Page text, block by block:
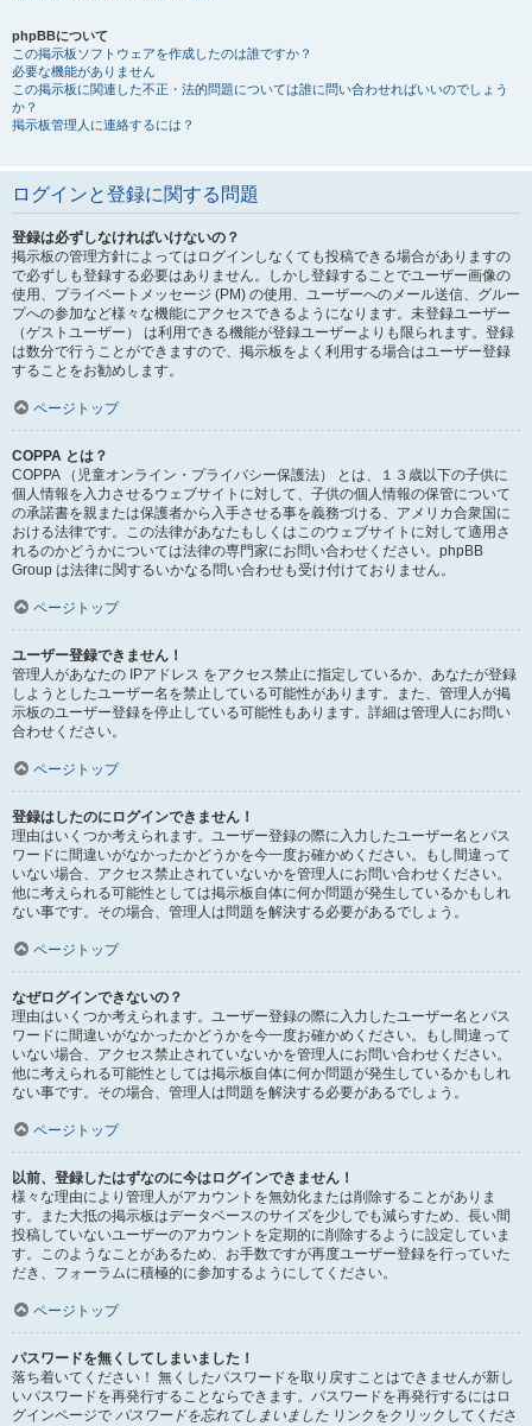
phpBBについて
この掲示板ソフトウェアを作成したのは誰ですか？
必要な機能がありません
この掲示板に関連した不正・法的問題については誰に問い合わせればいいのでしょう
か？
掲示板管理人に連絡するには？
ログインと登録に関する問題
登録は必ずしなければいけないの？
掲示板の管理方針によってはログインしなくても投稿できる場合がありますの
で必ずしも登録する必要はありません。しかし登録することでユーザー画像の
使用、プライベートメッセージ (PM) の使用、ユーザーへのメール送信、グルー
プへの参加など様々な機能にアクセスできるようになります。未登録ユーザー
（ゲストユーザー） は利用できる機能が登録ユーザーよりも限られます。登録
は数分で行うことができますので、掲示板をよく利用する場合はユーザー登録
することをお勧めします。
ページトップ
COPPA とは？
COPPA （児童オンライン・プライバシー保護法） とは、１３歳以下の子供に
個人情報を入力させるウェブサイトに対して、子供の個人情報の保管について
の承諾書を親または保護者から入手させる事を義務づける、アメリカ合衆国に
おける法律です。この法律があなたもしくはこのウェブサイトに対して適用さ
れるのかどうかについては法律の専門家にお問い合わせください。phpBB
Group は法律に関するいかなる問い合わせも受け付けておりません。
ページトップ
ユーザー登録できません！
管理人があなたの IPアドレス をアクセス禁止に指定しているか、あなたが登録
しようとしたユーザー名を禁止している可能性があります。また、管理人が掲
示板のユーザー登録を停止している可能性もあります。詳細は管理人にお問い
合わせください。
ページトップ
登録はしたのにログインできません！
理由はいくつか考えられます。ユーザー登録の際に入力したユーザー名とパス
ワードに間違いがなかったかどうかを今一度お確かめください。もし間違って
いない場合、アクセス禁止されていないかを管理人にお問い合わせください。
他に考えられる可能性としては掲示板自体に何か問題が発生しているかもしれ
ない事です。その場合、管理人は問題を解決する必要があるでしょう。
ページトップ
なぜログインできないの？
理由はいくつか考えられます。ユーザー登録の際に入力したユーザー名とパス
ワードに間違いがなかったかどうかを今一度お確かめください。もし間違って
いない場合、アクセス禁止されていないかを管理人にお問い合わせください。
他に考えられる可能性としては掲示板自体に何か問題が発生しているかもしれ
ない事です。その場合、管理人は問題を解決する必要があるでしょう。
ページトップ
以前、登録したはずなのに今はログインできません！
様々な理由により管理人がアカウントを無効化または削除することがありま
す。また大抵の掲示板はデータベースのサイズを少しでも減らすため、長い間
投稿していないユーザーのアカウントを定期的に削除するように設定していま
す。このようなことがあるため、お手数ですが再度ユーザー登録を行っていた
だき、フォーラムに積極的に参加するようにしてください。
ページトップ
パスワードを無くしてしまいました！
落ち着いてください！ 無くしたパスワードを取り戻すことはできませんが新し
いパスワードを再発行することならできます。パスワードを再発行するにはロ
グインページで パスワードを忘れてしまいました リンクをクリックしてくださ